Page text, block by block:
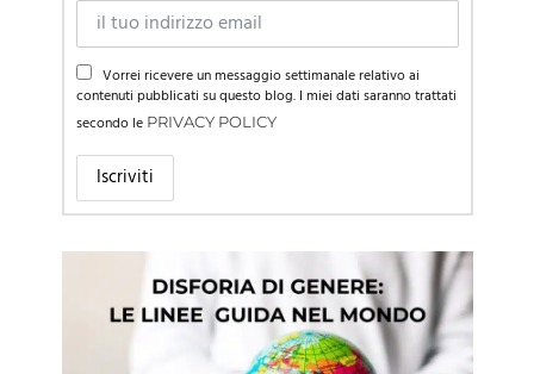
Vorrei ricevere un messaggio settimanale relativo ai
contenuti pubblicati su questo blog. I miei dati saranno trattati
secondo le PRIVACY POLICY